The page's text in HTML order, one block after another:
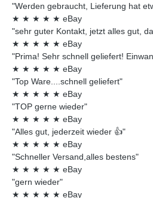
"Werden gebraucht, Lieferung hat
★ ★ ★ ★ ★ eBay
"sehr guter Kontakt, jetzt alles gut,
★ ★ ★ ★ ★ eBay
"Prima! Sehr schnell geliefert!
★ ★ ★ ★ ★ eBay
"Top Ware....schnell geliefert"
★ ★ ★ ★ ★ eBay
"TOP gerne wieder"
★ ★ ★ ★ ★ eBay
"Alles gut, jederzeit wieder 👍"
★ ★ ★ ★ ★ eBay
"Schneller Versand,alles bestens"
★ ★ ★ ★ ★ eBay
"gern wieder"
★ ★ ★ ★ ★ eBay